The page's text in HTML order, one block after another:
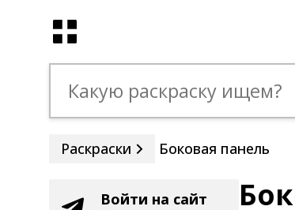
Раскраски Боковая панель
Войти на сайт